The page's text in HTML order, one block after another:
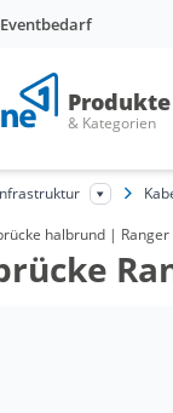
Produkte
& Kategorien
halbrund |